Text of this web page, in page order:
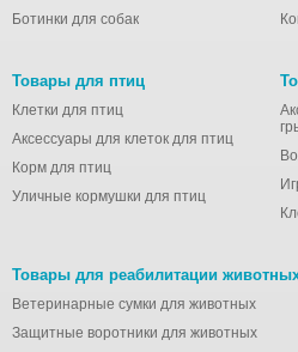
Ботинки для собак
Товары для птиц
Клетки для птиц
Аксессуары для клеток для птиц
Корм для птиц
Уличные кормушки для птиц
Товары для реабилитации
Ветеринарные сумки для животных
Защитные воротники для животных